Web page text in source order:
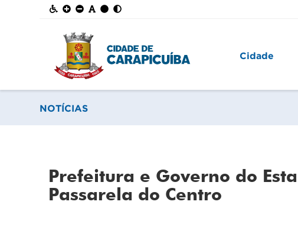
Cidade
NOTÍCIAS
Prefeitura e Governo do
Passarela do Centro